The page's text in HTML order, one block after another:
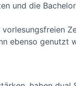
und die
ebenso genutzt